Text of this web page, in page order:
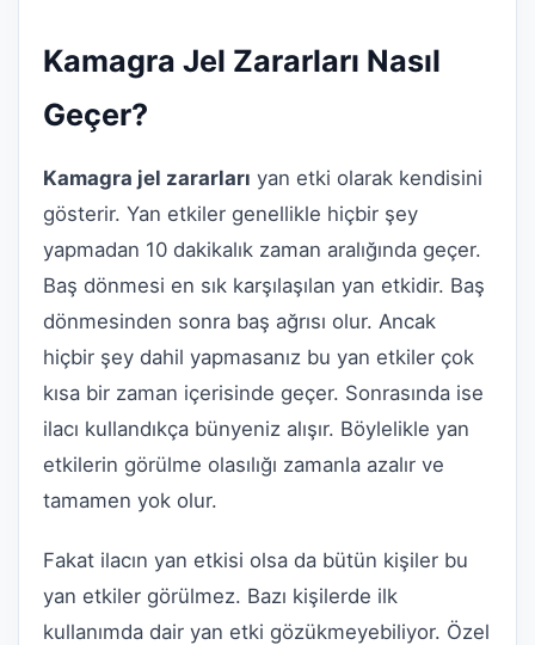
Kamagra Jel Zararları Nasıl
Geçer?
Kamagra jel zararları yan etki olarak kendisini
gösterir. Yan etkiler genellikle hiçbir şey
yapmadan 10 dakikalık zaman aralığında geçer.
Baş dönmesi en sık karşılaşılan yan etkidir. Baş
dönmesinden sonra baş ağrısı olur. Ancak
hiçbir şey dahil yapmasanız bu yan etkiler çok
kısa bir zaman içerisinde geçer. Sonrasında ise
ilacı kullandıkça bünyeniz alışır. Böylelikle yan
etkilerin görülme olasılığı zamanla azalır ve
tamamen yok olur.
Fakat ilacın yan etkisi olsa da bütün kişiler bu
yan etkiler görülmez. Bazı kişilerde ilk
kullanımda dair yan etki gözükmeyebiliyor. Özel